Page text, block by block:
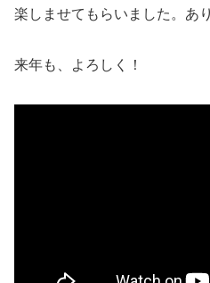
楽しませてもらいました。あ
来年も、よろしく！